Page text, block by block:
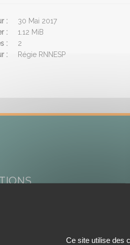
:
30 Mai 2017
:
1.12 MiB
:
2
:
Régie RNNESP
PROFIL
Ce site utilise des